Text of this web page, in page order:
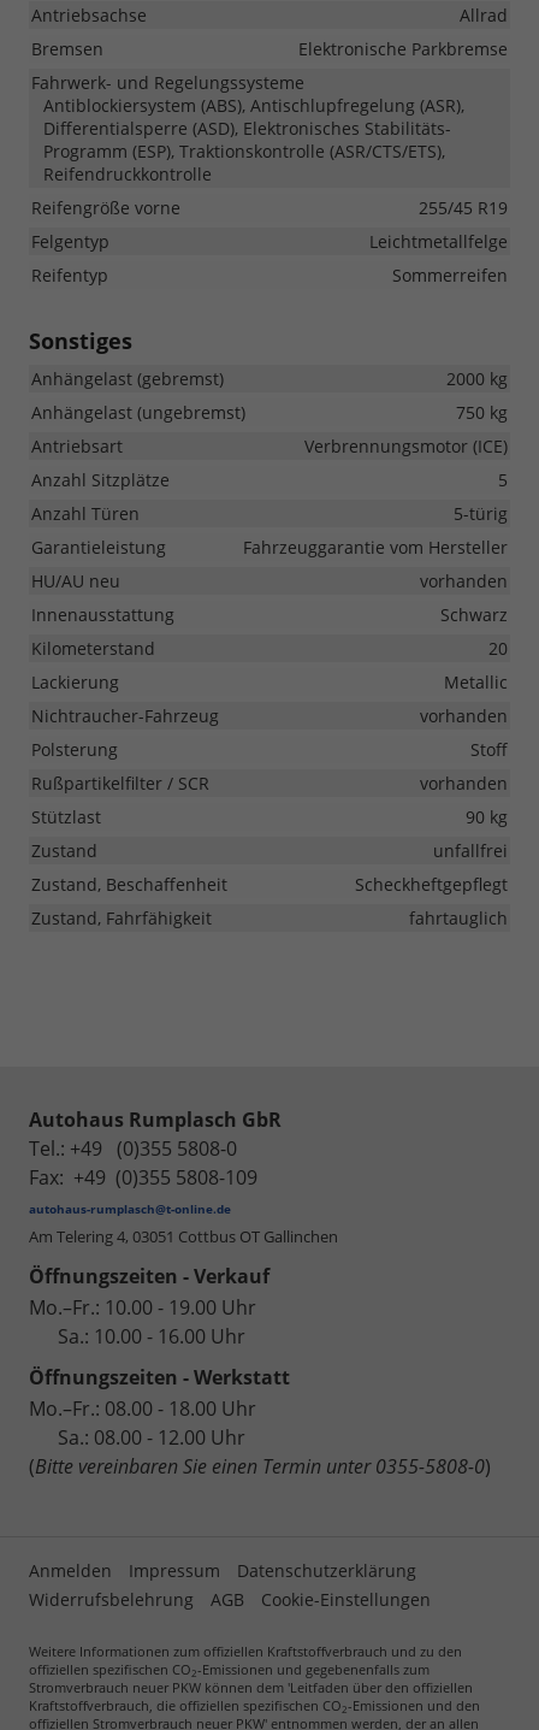
Antriebsachse
Allrad
Bremsen
Elektronische Parkbremse
Fahrwerk- und Regelungssysteme
Antiblockiersystem (ABS), Antischlupfregelung (ASR),
Differentialsperre (ASD), Elektronisches Stabilitäts-
Programm (ESP), Traktionskontrolle (ASR/CTS/ETS),
Reifendruckkontrolle
Reifengröße vorne
255/45 R19
Felgentyp
Leichtmetallfelge
Reifentyp
Sommerreifen
Sonstiges
Anhängelast (gebremst)
2000 kg
Anhängelast (ungebremst)
750 kg
Antriebsart
Verbrennungsmotor (ICE)
Anzahl Sitzplätze
5
Anzahl Türen
5-türig
Garantieleistung
Fahrzeuggarantie vom Hersteller
HU/AU neu
vorhanden
Innenausstattung
Schwarz
Kilometerstand
20
Lackierung
Metallic
Nichtraucher-Fahrzeug
vorhanden
Polsterung
Stoff
Rußpartikelfilter / SCR
vorhanden
Stützlast
90 kg
Zustand
unfallfrei
Zustand, Beschaffenheit
Scheckheftgepflegt
Zustand, Fahrfähigkeit
fahrtauglich
Autohaus Rumplasch GbR
Tel.: +49 (0)355 5808-0
Fax: +49 (0)355 5808-109
autohaus-rumplasch@t-online.de
Am Telering 4, 03051 Cottbus OT Gallinchen
Öffnungszeiten - Verkauf
Mo.–Fr.: 10.00 - 19.00 Uhr
Sa.: 10.00 - 16.00 Uhr
Öffnungszeiten - Werkstatt
Mo.–Fr.: 08.00 - 18.00 Uhr
Sa.: 08.00 - 12.00 Uhr
(Bitte vereinbaren Sie einen Termin unter 0355-5808-0)
Anmelden Impressum
Datenschutzerklärung
Widerrufsbelehrung
AGB Cookie-Einstellungen
Weitere Informationen zum offiziellen Kraftstoffverbrauch und zu den
offiziellen spezifischen CO2-Emissionen und gegebenenfalls zum
Stromverbrauch neuer PKW können dem 'Leitfaden über den offiziellen
Kraftstoffverbrauch, die offiziellen spezifischen CO2-Emissionen und den
offiziellen Stromverbrauch neuer PKW' entnommen werden, der an allen